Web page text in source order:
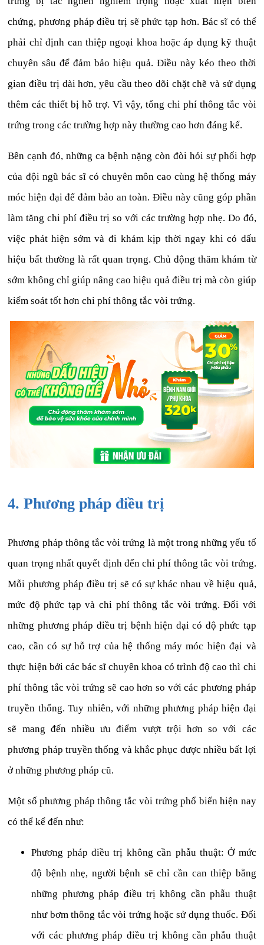
chứng, phương pháp điều trị sẽ phức tạp hơn. Bác sĩ có thể
phải chỉ định can thiệp ngoại khoa hoặc áp dụng kỹ thuật
chuyên sâu để đảm bảo hiệu quả. Điều này kéo theo thời
gian điều trị dài hơn, yêu cầu theo dõi chặt chẽ và sử dụng
thêm các thiết bị hỗ trợ. Vì vậy, tổng chi phí thông tắc vòi
trứng trong các trường hợp này thường cao hơn đáng kể.
Bên cạnh đó, những ca bệnh nặng còn đòi hỏi sự phối hợp
của đội ngũ bác sĩ có chuyên môn cao cùng hệ thống máy
móc hiện đại để đảm bảo an toàn. Điều này cũng góp phần
làm tăng chi phí điều trị so với các trường hợp nhẹ. Do đó,
việc phát hiện sớm và đi khám kịp thời ngay khi có dấu
hiệu bất thường là rất quan trọng. Chủ động thăm khám từ
sớm không chỉ giúp nâng cao hiệu quả điều trị mà còn giúp
kiểm soát tốt hơn chi phí thông tắc vòi trứng.
4. Phương pháp điều trị
Phương pháp thông tắc vòi trứng là một trong những yếu tố
quan trọng nhất quyết định đến chi phí thông tắc vòi trứng.
Mỗi phương pháp điều trị sẽ có sự khác nhau về hiệu quả,
mức độ phức tạp và chi phí thông tắc vòi trứng. Đối với
những phương pháp điều trị bệnh hiện đại có độ phức tạp
cao, cần có sự hỗ trợ của hệ thống máy móc hiện đại và
thực hiện bởi các bác sĩ chuyên khoa có trình độ cao thì chi
phí thông tắc vòi trứng sẽ cao hơn so với các phương pháp
truyền thống. Tuy nhiên, với những phương pháp hiện đại
sẽ mang đến nhiều ưu điểm vượt trội hơn so với các
phương pháp truyền thống và khắc phục được nhiều bất lợi
ở những phương pháp cũ.
Một số phương pháp thông tắc vòi trứng phổ biến hiện nay
có thể kể đến như:
Phương pháp điều trị không cần phẫu thuật: Ở mức
độ bệnh nhẹ, người bệnh sẽ chỉ cần can thiệp bằng
những phương pháp điều trị không cần phẫu thuật
như bơm thông tắc vòi trứng hoặc sử dụng thuốc. Đối
với các phương pháp điều trị không cần phẫu thuật